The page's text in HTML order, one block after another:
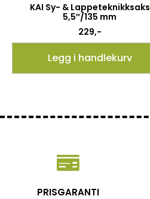
KAI Sy- & Lappeteknikksaks
5,5″/135 mm
229,-
Legg i handlekurv
PRISGARANTI